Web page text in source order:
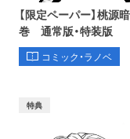
【限定ペーパー】桃
巻 通常版・特装版
コミック・ラノベ
特典